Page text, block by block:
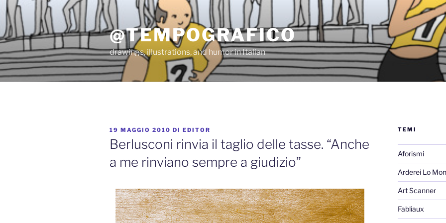
Salta
contenuto
@TEMPOGRAFICO
drawings, illustrations, and humor in Italian
PUBBLICATO
IL
19 MAGGIO 2010 DI EDITOR
Berlusconi rinvia il taglio delle tasse. “Anche
a me rinviano sempre a giudizio”
TEMI
Aforismi
Arderei Lo
Art Scanner
Fabliaux